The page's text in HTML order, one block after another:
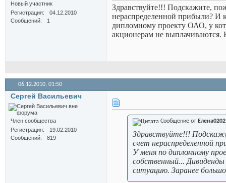
Новый участник
Регистрация
04.12.2010
Сообщений
1
Здравствуйте!!! Подскажите,
нераспределенной прибыли? И
дипломному проекту ОАО, у
акционерам не
06.12.2010, 01:50
Сергей Васильевич
Член сообщества
Регистрация
19.02.2010
Сообщений
819
Сообщение от
Здравствуйте!!!
счет нераспределенной
У меня по дипломному
собственный...
ситуацию. Заранее